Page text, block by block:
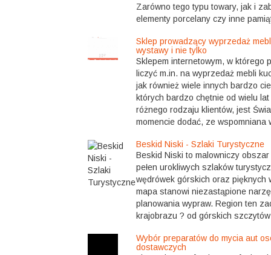
Zarówno tego typu towary, jak i
elementy porcelany czy inne
Sklep prowadzący wyprzedaż
wystawy i nie tylko
Sklepem internetowym, w którego
liczyć m.in. na wyprzedaż mebli
jak również wiele innych bardzo
których bardzo chętnie od wielu
różnego rodzaju klientów, jest
momencie dodać, ze wspomniana
Beskid Niski - Szlaki Turystyczne
Beskid Niski to malowniczy obszar
pełen urokliwych szlaków
wędrówek górskich oraz pięknych
mapa stanowi niezastąpione
planowania wypraw. Region ten
krajobrazu ? od górskich
Wybór preparatów do mycia aut
dostawczych